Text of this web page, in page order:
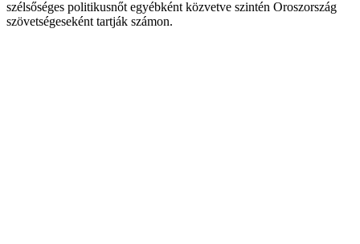
szélsőséges politikusnőt egyébként közvetve szintén Oroszország
szövetségeseként tartják számon.